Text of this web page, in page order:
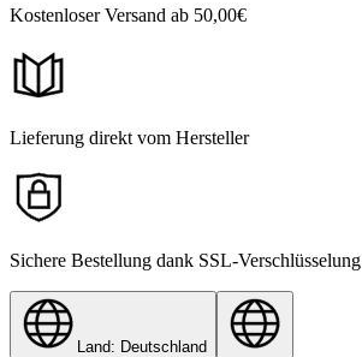
Kostenloser Versand ab 50,00€
Lieferung direkt vom Hersteller
Sichere Bestellung dank SSL-Verschlüsselung
Land: Deutschland